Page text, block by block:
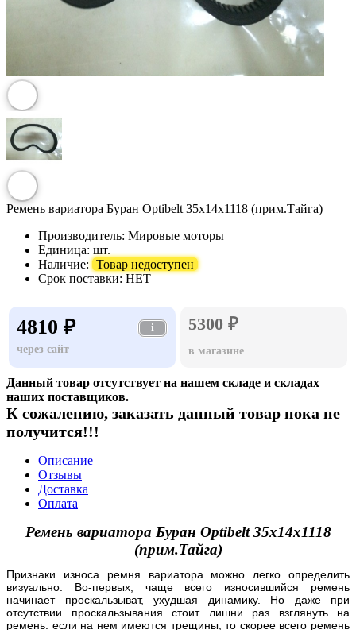
Ремень вариатора Буран Optibelt 35х14х1118 (прим.Тайга)
Производитель: Мировые моторы
Единица: шт.
Наличие: Товар недоступен
Срок поставки: НЕТ
4810 ₽
i
через сайт
5300 ₽
в магазине
Данный товар отсутствует на нашем складе и складах
наших поставщиков.
К сожалению, заказать данный товар пока не
получится!!!
Описание
Отзывы
Доставка
Оплата
Ремень вариатора Буран Optibelt 35х14х1118
(прим.Тайга)
Признаки износа ремня вариатора можно легко определить
визуально. Во-первых, чаще всего износившийся ремень
начинает проскальзыват, ухудшая динамику. Но даже при
отсутствии проскальзывания стоит лишни раз взглянуть на
ремень: если на нем имеются трещины, то скорее всего ремень